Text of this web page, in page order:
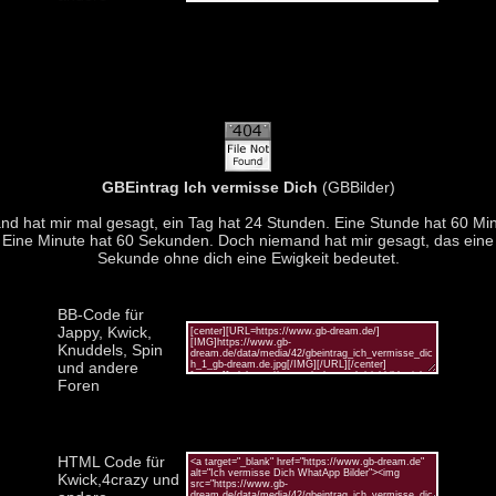
GBEintrag Ich vermisse Dich (GBBilder)
hat mir mal gesagt, ein Tag hat 24 Stunden. Eine Stunde hat 60
Eine Minute hat 60 Sekunden. Doch niemand hat mir gesagt, das eine
Sekunde ohne dich eine Ewigkeit bedeutet.
BB-Code für
Jappy, Kwick,
Knuddels, Spin
und andere
Foren
HTML Code für
Kwick,4crazy und